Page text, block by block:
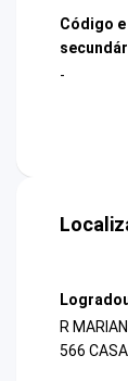
Código
-
R
566